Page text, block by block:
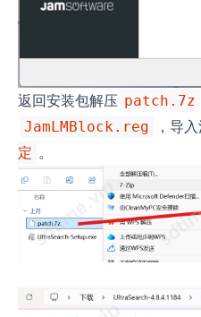
返回安装包解压 patch.7z
JamLMBlock.reg ，导
定 。